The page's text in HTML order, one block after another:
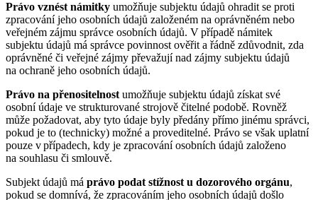
Právo vznést námitky umožňuje subjektu údajů ohradit se proti
zpracování jeho osobních údajů založeném na oprávněném nebo
veřejném zájmu správce osobních údajů. V případě námitek
subjektu údajů má správce povinnost ověřit a řádně zdůvodnit, zda
oprávněné či veřejné zájmy převažují nad zájmy subjektu údajů
na ochraně jeho osobních údajů.
Právo na přenositelnost umožňuje subjektu údajů získat své
osobní údaje ve strukturované strojově čitelné podobě. Rovněž
může požadovat, aby tyto údaje byly předány přímo jinému správci,
pokud je to (technicky) možné a proveditelné. Právo se však uplatní
pouze v případech, kdy je zpracování osobních údajů založeno
na souhlasu či smlouvě.
Subjekt údajů má právo podat stížnost u dozorového orgánu,
pokud se domnívá, že zpracováním jeho osobních údajů došlo